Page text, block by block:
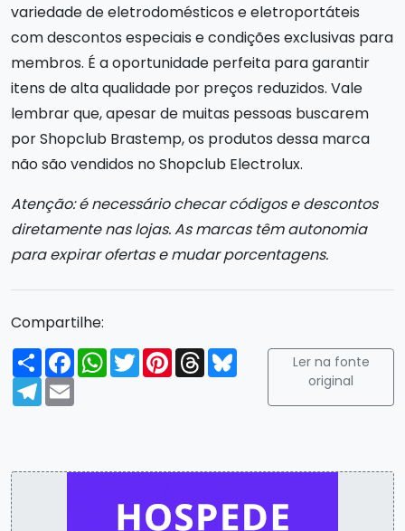
variedade de eletrodomésticos e eletroportáteis
com descontos especiais e condições exclusivas para
membros. É a oportunidade perfeita para garantir
itens de alta qualidade por preços reduzidos. Vale
lembrar que, apesar de muitas pessoas buscarem
por Shopclub Brastemp, os produtos dessa marca
não são vendidos no Shopclub Electrolux.
Atenção: é necessário checar códigos e descontos
diretamente nas lojas. As marcas têm autonomia
para expirar ofertas e mudar porcentagens.
Compartilhe:
Compartilhar
FacebookWhatsApp
TwitterPinterest
ThreadsBluesky
Telegram
Email
Ler na fonte
original